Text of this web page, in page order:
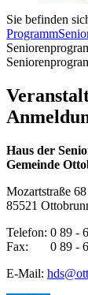
Sie befinden
Programm
Haus der
Gemeinde
Mozartstraße 68
85521
Telefon: 0 89 -
Fax: 0 89 -
E-Mail: